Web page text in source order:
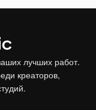
лучших работ.
креаторов,